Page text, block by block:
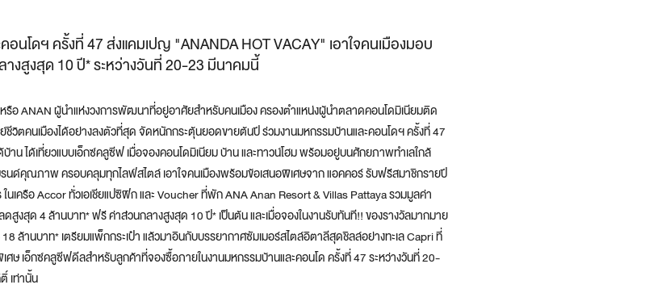
นโดฯ ครั้งที่ 47 ส่งแคมเปญ "ANANDA HOT VACAY" เอาใจคนเมืองมอบ
สูงสุด 10 ปี* ระหว่างวันที่ 20-23 มีนาคมนี้
รือ ANAN ผู้นำแห่งวงการพัฒนาที่อยู่อาศัยสำหรับคนเมือง ครองตำแหน่งผู้นำตลาดคอนโดมิเนียมติด
ตคนเมืองได้อย่างลงตัวที่สุด จัดหนักกระตุ้นยอดขายต้นปี ร่วมงานมหกรรมบ้านและคอนโดฯ ครั้งที่ 47
าน ได้เที่ยวแบบเอ็กซ์คลูซีฟ เมื่อจองคอนโดมิเนียม บ้าน และทาวน์โฮม พร้อมอยู่บนศักยภาพทำเลใกล้
นด์คุณภาพ ครอบคลุมทุกไลฟ์สไตล์ เอาใจคนเมืองพร้อมข้อเสนอพิเศษจาก แอคคอร์ รับฟรีสมาชิกรายปี
ครือ Accor ทั่วเอเชียแปซิฟิก และ Voucher ที่พัก ANA Anan Resort & Villas Pattaya รวมมูลค่า
สูงสุด 4 ล้านบาท* ฟรี ค่าส่วนกลางสูงสุด 10 ปี* เป็นต้น และเมื่อจองในงานรับทันที!! ของรางวัลมากมาย
ล้านบาท* เตรียมแพ็กกระเป๋า แล้วมาอินกับบรรยากาศซัมเมอร์สไตล์อิตาลีสุดชิลล์อย่างทะเล Capri ที่
ศษ เอ็กซ์คลูซีฟดีลสำหรับลูกค้าที่จองซื้อภายในงานมหกรรมบ้านและคอนโด ครั้งที่ 47 ระหว่างวันที่ 20-
เท่านั้น